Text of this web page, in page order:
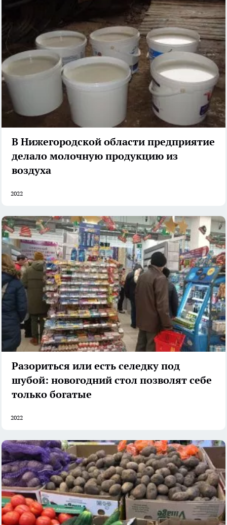
В Нижегородской области предприятие
делало молочную продукцию из
воздуха
2022
Разориться или есть селедку под
шубой: новогодний стол позволят себе
только богатые
2022